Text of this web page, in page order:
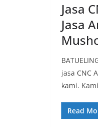
Jasa
Jasa
jasa CNC
kami.
Read